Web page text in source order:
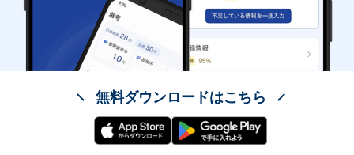
無料ダウンロードはこちら